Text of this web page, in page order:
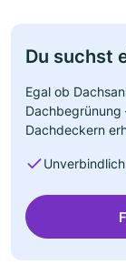
Du suchst
Egal ob
Dachdeckern
Unverbindlich